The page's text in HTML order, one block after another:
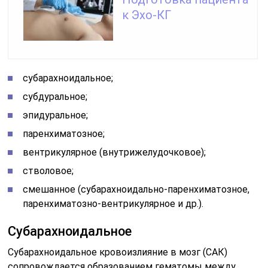
к Эхо-КГ
субарахноидальное;
субдуральное;
эпидуральное;
паренхиматозное;
вентрикулярное (внутрижелудочковое);
стволовое;
смешанное (субарахноидально-паренхиматозное,
паренхиматозно-вентрикулярное и др.).
Субарахноидальное
Субарахноидальное кровоизлияние в мозг (САК)